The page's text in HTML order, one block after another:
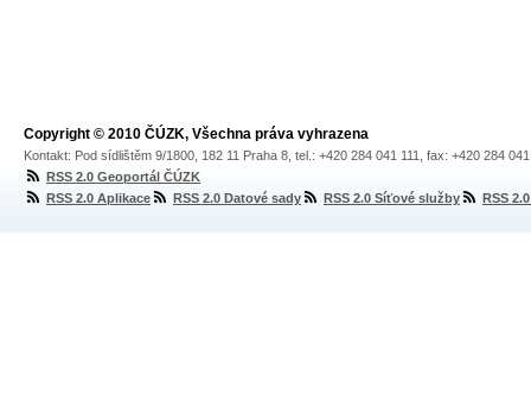
Copyright © 2010 ČÚZK, Všechna práva vyhrazena
Kontakt: Pod sídlištěm 9/1800, 182 11 Praha 8, tel.: +420 284 041 111, fax: +420 284
RSS 2.0 Geoportál ČÚZK
RSS 2.0 Aplikace
RSS 2.0 Datové sady RSS 2.0 Síťové služby RSS